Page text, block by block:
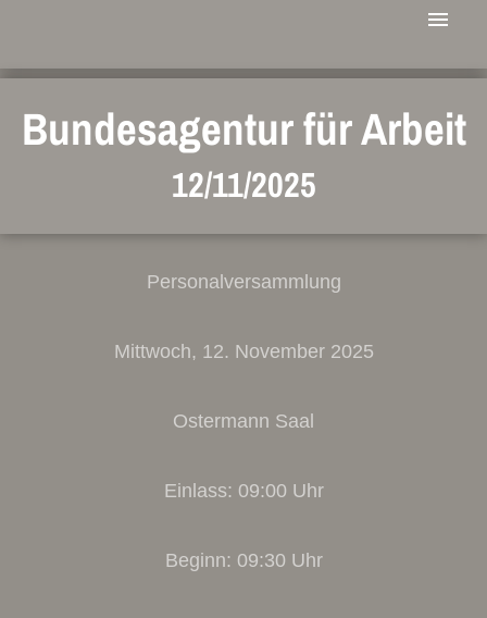
Bundesagentur für Arbeit
12/11/2025
Personalversammlung
Mittwoch, 12. November 2025
Ostermann Saal
Einlass: 09:00 Uhr
Beginn: 09:30 Uhr